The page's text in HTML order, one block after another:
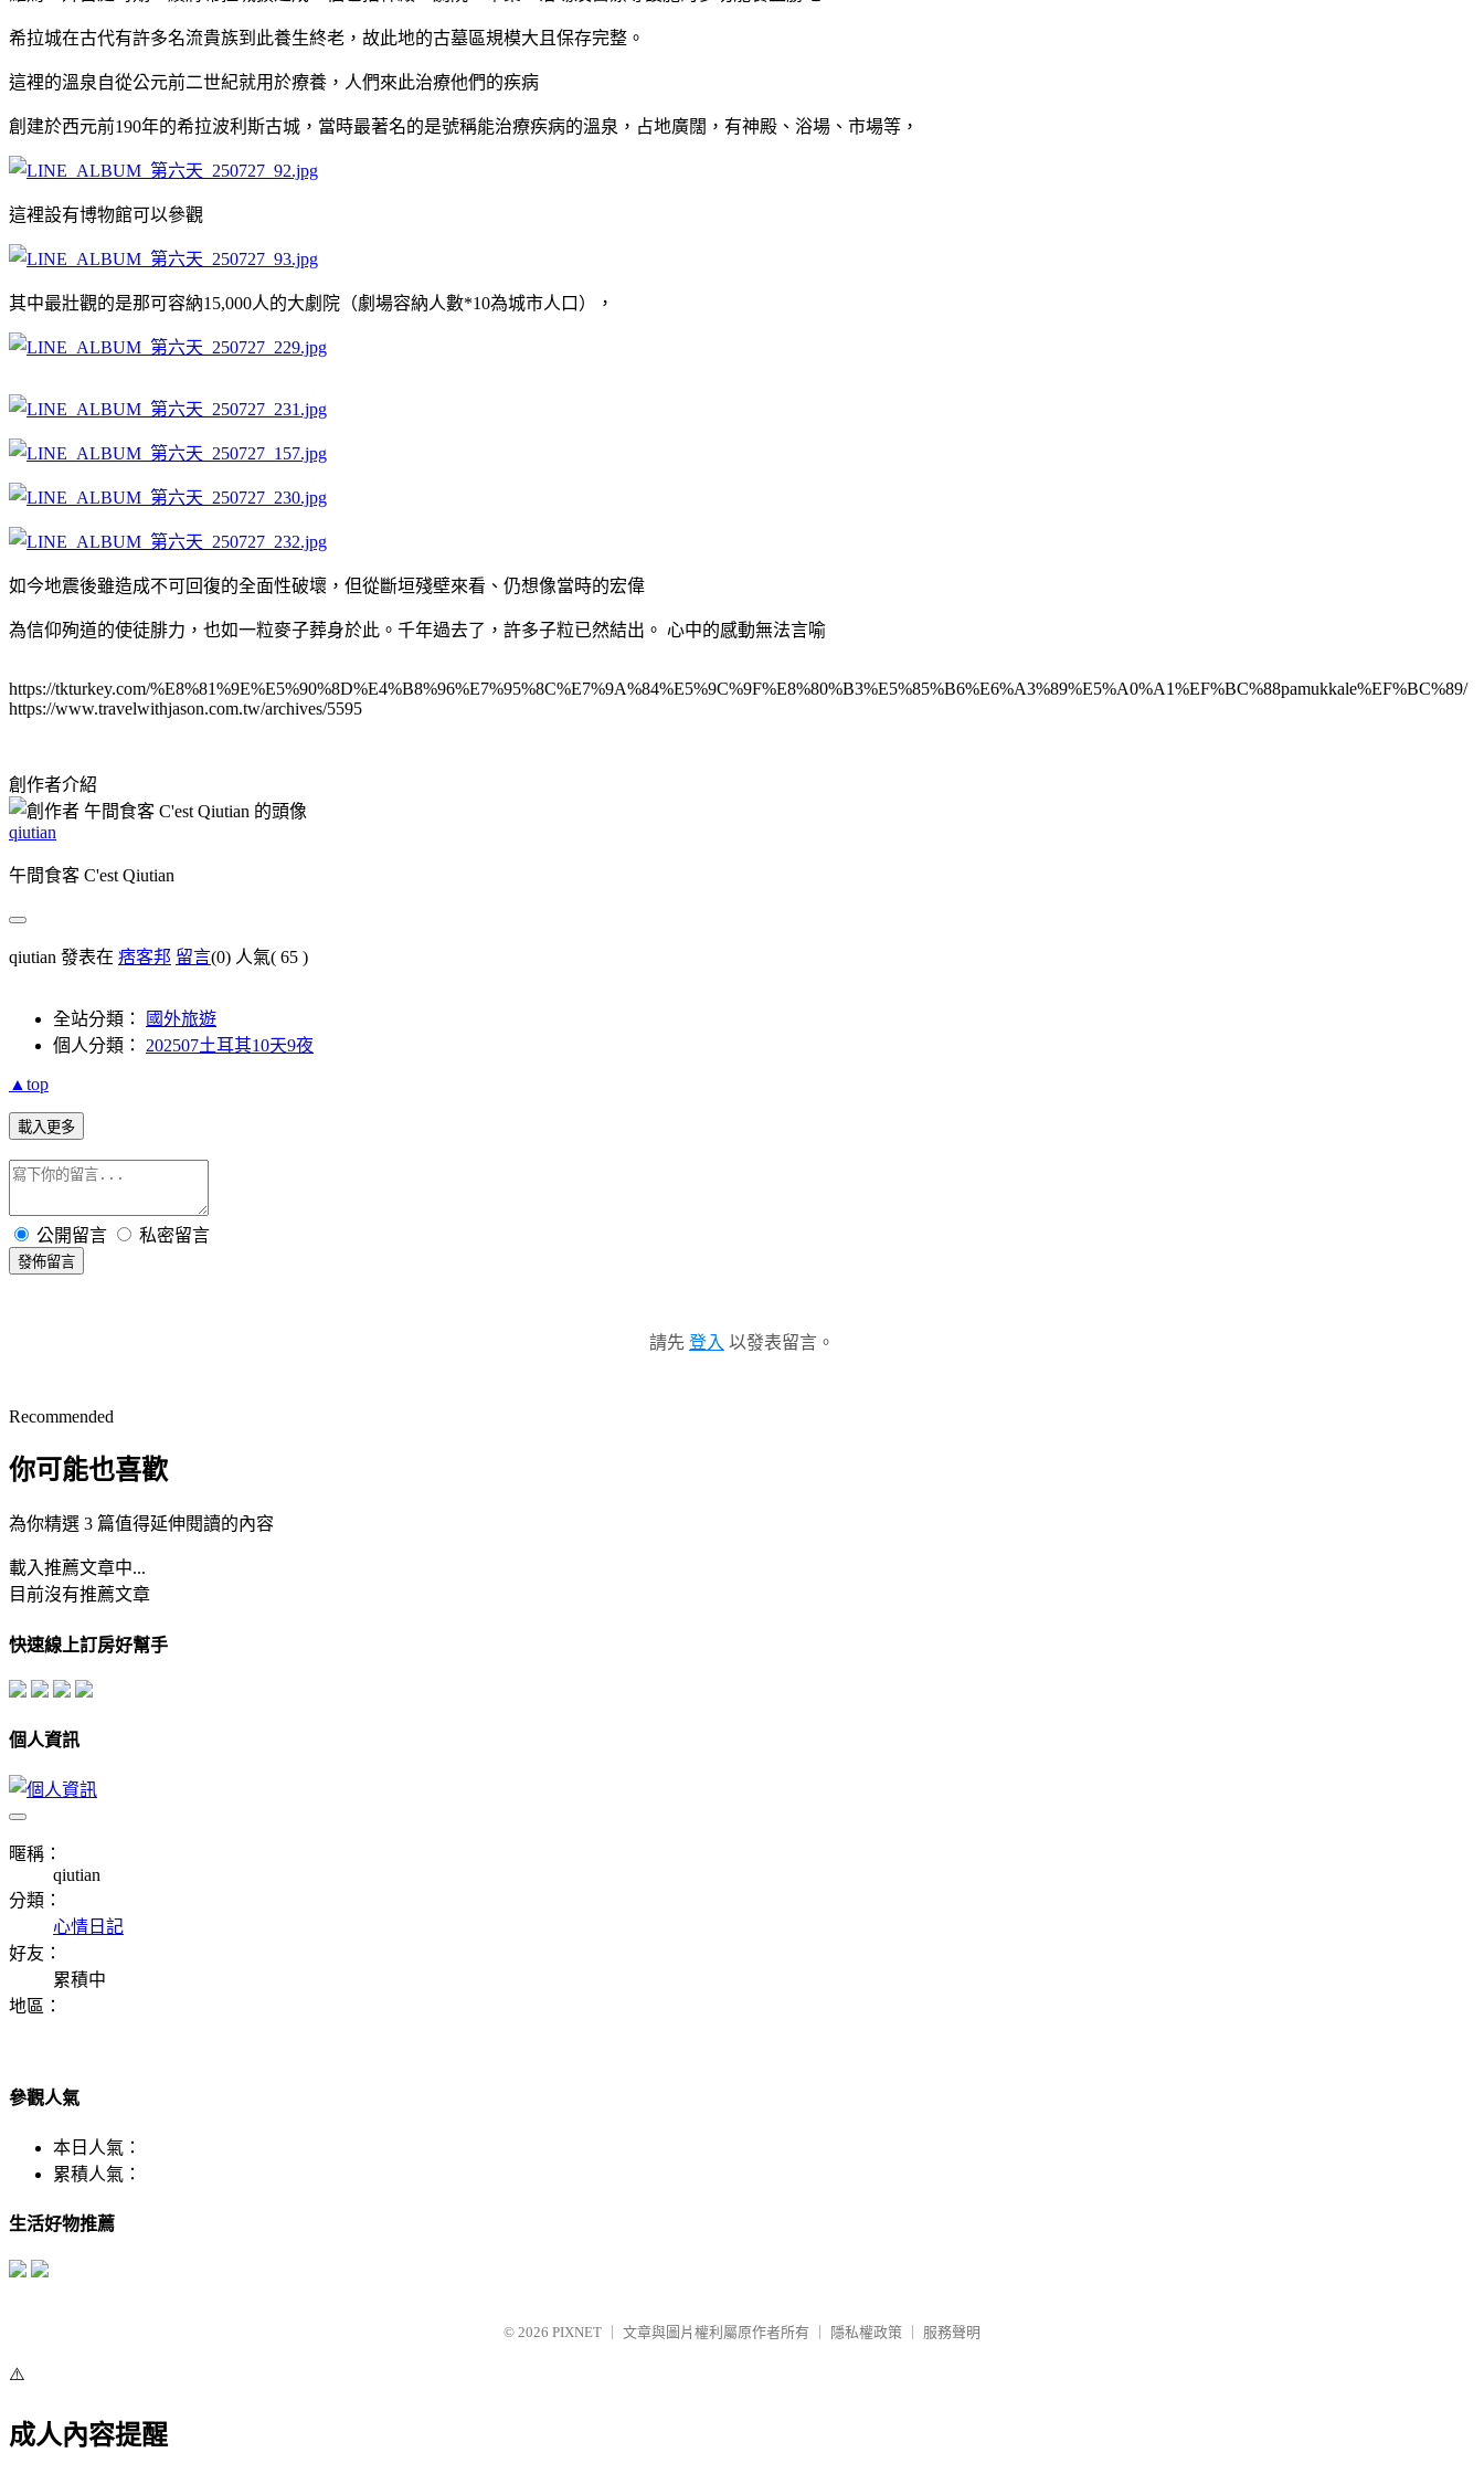
希拉城在古代有許多名流貴族到此養生終老，故此地的古墓區規模大且保存完整。
這裡的溫泉自從公元前二世紀就用於療養，人們來此治療他們的疾病
創建於西元前190年的希拉波利斯古城，當時最著名的是號稱能治療疾病的溫泉，占地廣闊，有神殿、浴場、市場等，
這裡設有博物館可以參觀
其中最壯觀的是那可容納15,000人的大劇院（劇場容納人數*10為城市人口），
如今地震後雖造成不可回復的全面性破壞，但從斷垣殘壁來看、仍想像當時的宏偉
為信仰殉道的使徒腓力，也如一粒麥子葬身於此。千年過去了，許多子粒已然結出。 心中的感動無法言喻
https://tkturkey.com/%E8%81%9E%E5%90%8D%E4%B8%96%E7%95%8C%E7%9A%84%E5%9C%9F%E8%80%B3%E5%85%B6%E6%A3%89%E5%A0%A1%EF%BC%88pamukkale%EF%BC%89/
https://www.travelwithjason.com.tw/archives/5595
創作者介紹
qiutian
午間食客 C'est Qiutian
qiutian 發表在 痞客邦 留言(0) 人氣( 65 )
全站分類：
國外旅遊
個人分類： 202507土耳其10天9夜
▲top
載入更多
公開留言 私密留言
發佈留言
請先 登入 以發表留言。
Recommended
你可能也喜歡
為你精選 3 篇值得延伸閱讀的內容
載入推薦文章中...
目前沒有推薦文章
快速線上訂房好幫手
個人資訊
暱稱：
qiutian
分類：
心情日記
好友：
累積中
地區：
參觀人氣
本日人氣：
累積人氣：
生活好物推薦
© 2026 PIXNET 文章與圖片權利屬原作者所有 隱私權政策 服務聲明
⚠️
成人內容提醒